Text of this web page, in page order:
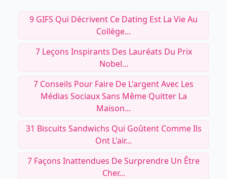
9 GIFS Qui Décrivent Ce Dating Est La Vie Au
Collège...
7 Leçons Inspirants Des Lauréats Du Prix
Nobel...
7 Conseils Pour Faire De L'argent Avec Les
Médias Sociaux Sans Même Quitter La
Maison...
31 Biscuits Sandwichs Qui Goûtent Comme Ils
Ont L'air...
7 Façons Inattendues De Surprendre Un Être
Cher...